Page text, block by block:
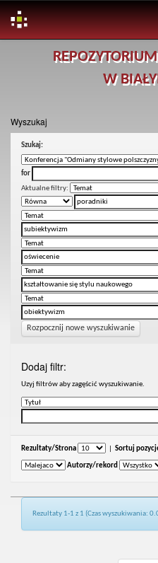
W
Wyszukaj
Szukaj:
for
Aktualne filtry:
Rozpocznij nowe wyszukiwanie
Dodaj filtr:
Uzyj filtrów aby zagęścić wyszukiwanie.
Rezultaty/Strona Sortuj
Autorzy/rekord
Rezultaty 1-1 z 1 (Czas wyszukiwania: